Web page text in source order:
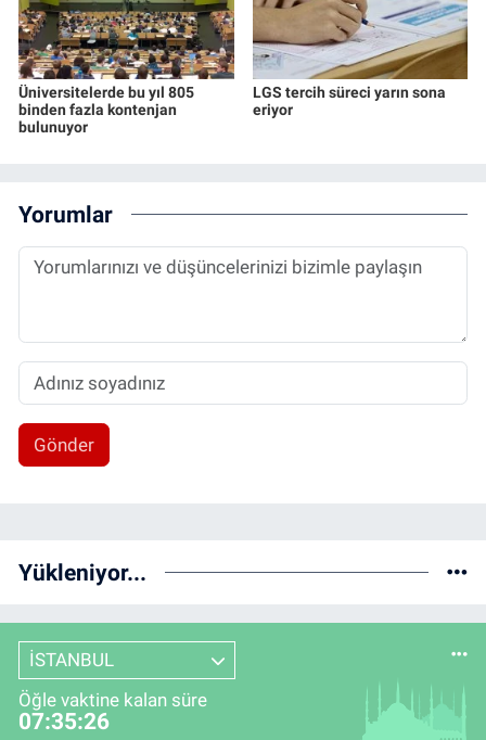
Üniversitelerde bu yıl 805
binden fazla kontenjan
bulunuyor
LGS tercih süreci yarın sona
eriyor
Yorumlar
Gönder
Yükleniyor...
İSTANBUL
Öğle vaktine kalan süre
07:35:25